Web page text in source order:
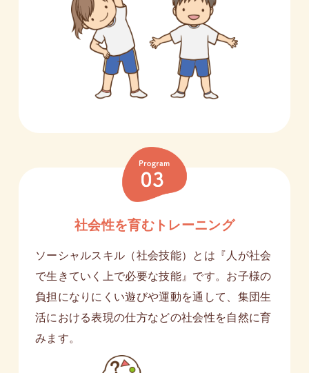
社会性を育むトレーニング
ソーシャルスキル（社会技能）とは『人が社会
で生きていく上で必要な技能』です。お子様の
負担になりにくい遊びや運動を通して、集団生
活における表現の仕方などの社会性を自然に育
みます。